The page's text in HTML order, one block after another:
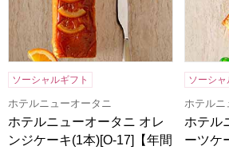
ソーシャルギフト
ホテルニューオータニ
ホテルニューオータニ オレ
ンジケーキ(1本)[O-17]【年間
ソーシャ
ホテルニ
ホテル
ーツケ